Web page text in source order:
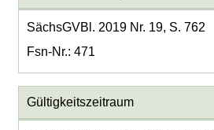
SächsGVBl. 2019 Nr. 19, S. 762
Fsn-Nr.: 471
Gültigkeitszeitraum